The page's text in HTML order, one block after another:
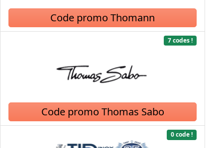
Code promo Thomann
7 codes !
Code promo Thomas Sabo
0 code !